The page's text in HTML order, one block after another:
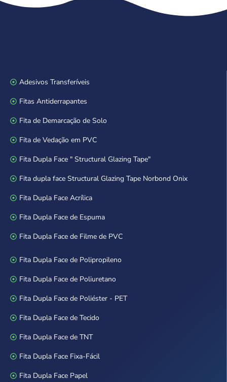
Adesivos Transferíveis
Fitas Antiderrapantes
Fita de Demarcação de Solo
Fita de Vedação em PVC
Fita Dupla Face " Structural Glazing Tape"
Fita dupla face Structural Glazing Tape Norbond Onix
Fita Dupla Face Acrílica
Fita Dupla Face de Espuma
Fita Dupla Face de Filme de PVC
Fita Dupla Face de Polipropileno
Fita Dupla Face de Poliuretano
Fita Dupla Face de Poliéster - PET
Fita Dupla Face de Tecido
Fita Dupla Face de TNT
Fita Dupla Face Fixa-Fácil
Fita Dupla Face Papel